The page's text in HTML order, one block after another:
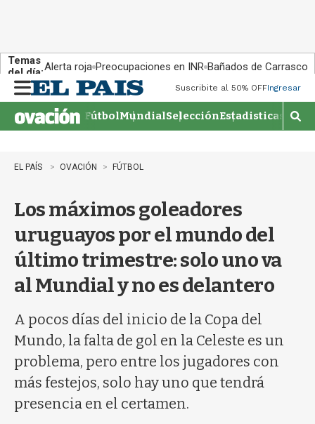
Temas
del día:Alerta roja Preocupaciones en INR Bañados de Carrasco
n
u
Suscribite al 50% OFFIngresar
FútbolMundialSelecciónEstadisticas
M
o
EL PAÍS OVACIÓN FÚTBOL
Los máximos goleadores
uruguayos por el mundo del
último trimestre: solo uno va
al Mundial y no es delantero
A pocos días del inicio de la Copa del
Mundo, la falta de gol en la Celeste es un
problema, pero entre los jugadores con
más festejos, solo hay uno que tendrá
presencia en el certamen.